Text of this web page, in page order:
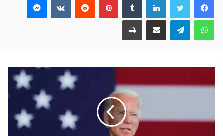
واتساب تيلقرام مشاركة عبر البريد طباعة